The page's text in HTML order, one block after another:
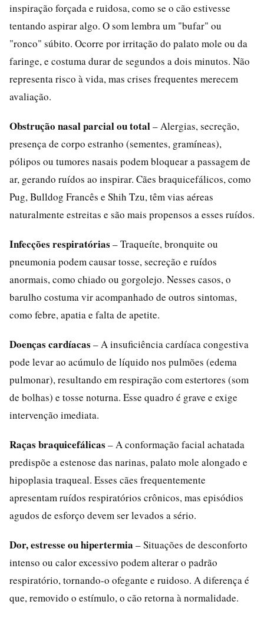
inspiração forçada e ruidosa, como se o cão estivesse
tentando aspirar algo. O som lembra um "bufar" ou
"ronco" súbito. Ocorre por irritação do palato mole ou da
faringe, e costuma durar de segundos a dois minutos. Não
representa risco à vida, mas crises frequentes merecem
avaliação.
Obstrução nasal parcial ou total– Alergias, secreção,
presença de corpo estranho (sementes, gramíneas),
pólipos ou tumores nasais podem bloquear a passagem de
ar, gerando ruídos ao inspirar. Cães braquicefálicos, como
Pug, Bulldog Francês e Shih Tzu, têm vias aéreas
naturalmente estreitas e são mais propensos a esses ruídos.
Infecções respiratórias – Traqueíte, bronquite ou
pneumonia podem causar tosse, secreção e ruídos
anormais, como chiado ou gorgolejo. Nesses casos, o
barulho costuma vir acompanhado de outros sintomas,
como febre, apatia e falta de apetite.
Doenças cardíacas – A insuficiência cardíaca congestiva
pode levar ao acúmulo de líquido nos pulmões (edema
pulmonar), resultando em respiração com estertores (som
de bolhas) e tosse noturna. Esse quadro é grave e exige
intervenção imediata.
Raças braquicefálicas – A conformação facial achatada
predispõe a estenose das narinas, palato mole alongado e
hipoplasia traqueal. Esses cães frequentemente
apresentam ruídos respiratórios crônicos, mas episódios
agudos de esforço devem ser levados a sério.
Dor, estresse ou hipertermia – Situações de desconforto
intenso ou calor excessivo podem alterar o padrão
respiratório, tornando-o ofegante e ruidoso. A diferença é
que, removido o estímulo, o cão retorna à normalidade.